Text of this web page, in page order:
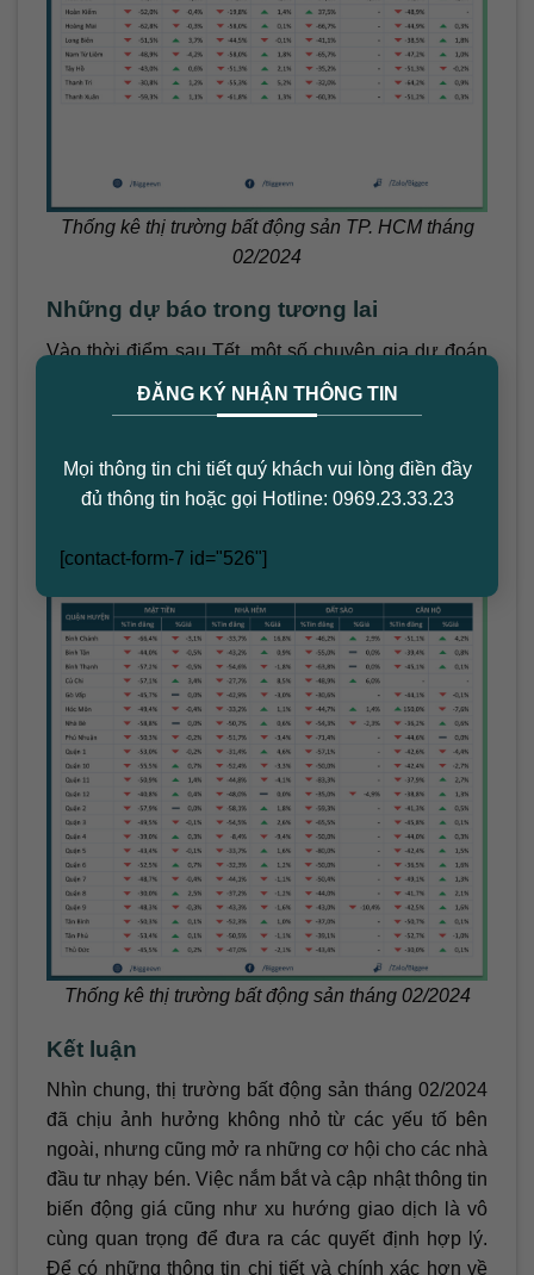
ĐĂNG KÝ NHẬN THÔNG TIN
Mọi thông tin chi tiết quý khách vui lòng điền đầy
đủ thông tin hoặc gọi Hotline: 0969.23.33.23
[contact-form-7 id="526"]
Thống kê thị trường bất động sản TP. HCM tháng
02/2024
Những dự báo trong tương lai
Vào thời điểm sau Tết, một số chuyên gia dự đoán
rằng thị trường sẽ hồi phục dần dần khi nhu cầu
mua bán bắt đầu tăng lên. Những dấu hiệu phục hồi
sự cải thiện trong tình hình kinh tế chung của đất
nước.
Thống kê thị trường bất động sản tháng 02/2024
Kết luận
Nhìn chung, thị trường bất động sản tháng 02/2024
đã chịu ảnh hưởng không nhỏ từ các yếu tố bên
ngoài, nhưng cũng mở ra những cơ hội cho các nhà
đầu tư nhạy bén. Việc nắm bắt và cập nhật thông tin
biến động giá cũng như xu hướng giao dịch là vô
cùng quan trọng để đưa ra các quyết định hợp lý.
Để có những thông tin chi tiết và chính xác hơn về